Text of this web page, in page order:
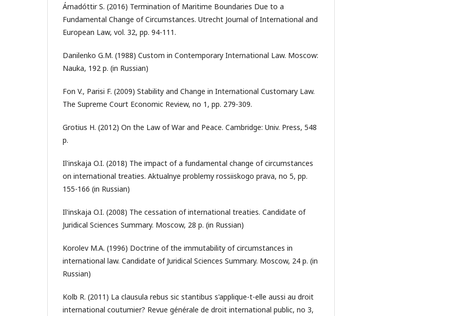
Árnadóttir S. (2016) Termination of Maritime Boundaries Due to a
Fundamental Change of Circumstances. Utrecht Journal of International and
European Law, vol. 32, pp. 94-111.
Danilenko G.M. (1988) Custom in Contemporary International Law. Moscow:
Nauka, 192 p. (in Russian)
Fon V., Parisi F. (2009) Stability and Change in International Customary Law.
The Supreme Court Economic Review, no 1, pp. 279-309.
Grotius H. (2012) On the Law of War and Peace. Cambridge: Univ. Press, 548
p.
Il'inskaja O.I. (2018) The impact of a fundamental change of circumstances
on international treaties. Aktualnye problemy rossiiskogo prava, no 5, pp.
155-166 (in Russian)
Il'inskaja O.I. (2008) The cessation of international treaties. Candidate of
Juridical Sciences Summary. Moscow, 28 p. (in Russian)
Korolev M.A. (1996) Doctrine of the immutability of circumstances in
international law. Candidate of Juridical Sciences Summary. Moscow, 24 p. (in
Russian)
Kolb R. (2011) La clausula rebus sic stantibus s'applique-t-elle aussi au droit
international coutumier? Revue générale de droit international public, no 3,